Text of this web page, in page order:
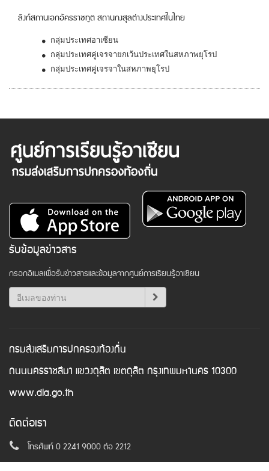
ลิงก์สถานเอกอัครราชทูต สถานกงสุลต่างประเทศในไทย
กลุ่มประเทศอาเซียน
กลุ่มประเทศคู่เจรจายกเว้นประเทศในสหภาพยุโรป
กลุ่มประเทศคู่เจรจาในสหภาพยุโรป
รับข้อมูลข่าวสาร
กรอกอีเมลเพื่อรับข่าวสารและข้อมูลจากศูนย์การเรียนรู้อาเซียน
กรมส่งเสริมการปกครองท้องถิ่น
ถนนนครราชสีมา แขวงดุสิต เขตดุสิต กรุงเทพมหานคร 10300
www.dla.go.th
ติดต่อเรา
โทรศัพท์ 0 2241 9000 ต่อ 2212